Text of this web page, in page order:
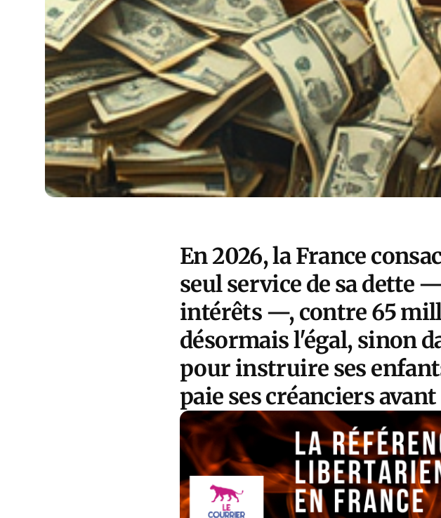
En 2026, la France
seul service de sa dette
intérêts —, contre 65
désormais l'égal, sinon
pour instruire ses
paie ses créanciers avant